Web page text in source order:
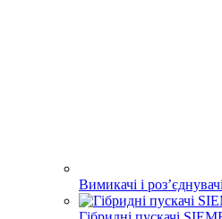
Вимикачі і